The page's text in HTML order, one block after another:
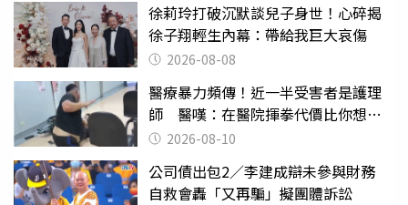
徐莉玲打破沉默談兒子身世！心碎揭
徐子翔輕生內幕：帶給我巨大哀傷
2026-08-08
醫療暴力頻傳！近一半受害者是護理
師 醫嘆：在醫院揮拳代價比你想像
的還要大
2026-08-10
公司債出包2／李建成辯未參與財務
自救會轟「又再騙」擬團體訴訟